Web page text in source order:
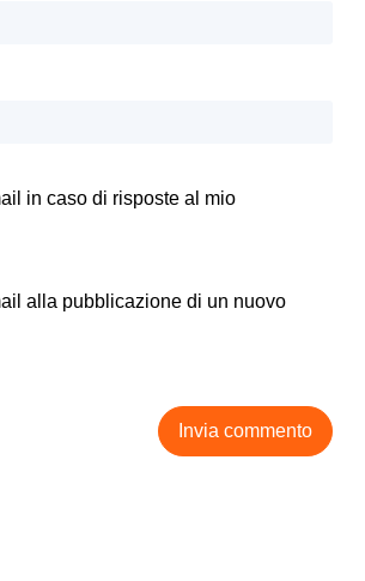
in caso di risposte al mio
alla pubblicazione di un nuovo